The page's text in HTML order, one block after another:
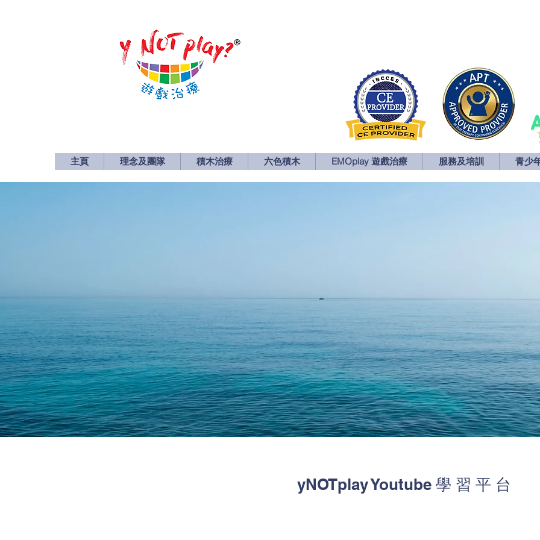
主頁 理念及團隊 積木治療 六色積木 EMOplay 遊戲治療 服務及培訓 青少
主頁 理念及團隊 積木治療 六色積木 EMOplay 遊戲治療 服務及培訓 青少
yNOTplay Youtube 學 習 平 台